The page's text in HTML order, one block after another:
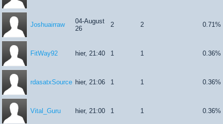
Joshuairraw
04-August
26
2 2 0.71%
FitWay92 hier, 21:40 1 1 0.36%
rdasatxSource hier, 21:06 1 1 0.36%
Vital_Guru hier, 21:00 1 1 0.36%